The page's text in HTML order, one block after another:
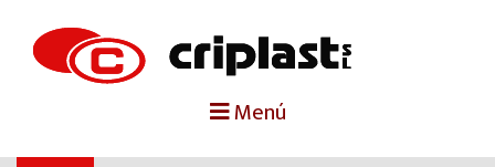
Menú
portada
criplast